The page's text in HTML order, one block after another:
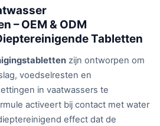
– OEM & ODM
Tabletten
zijn ontworpen om
voedselresten en
in vaatwassers te
activeert bij contact met water
effect dat de